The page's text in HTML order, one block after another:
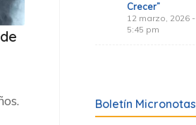
Crecer”
12 marzo, 2026 -
5:45 pm
Boletín Micronotas